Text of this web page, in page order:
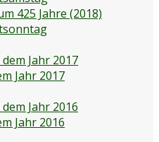
425 Jahre (2018)
Jahr 2017
Jahr 2017
Jahr 2016
Jahr 2016